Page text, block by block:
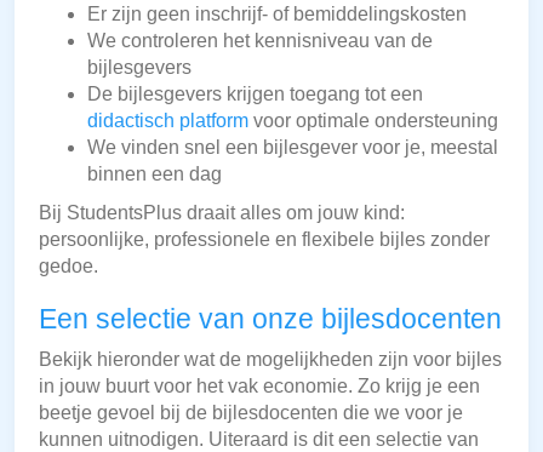
Er zijn geen inschrijf- of bemiddelingskosten
We controleren het kennisniveau van de
bijlesgevers
De bijlesgevers krijgen toegang tot een
didactisch platform voor optimale ondersteuning
We vinden snel een bijlesgever voor je, meestal
binnen een dag
Bij StudentsPlus draait alles om jouw kind:
persoonlijke, professionele en flexibele bijles zonder
gedoe.
Een selectie van onze bijlesdocenten
Bekijk hieronder wat de mogelijkheden zijn voor bijles
in jouw buurt voor het vak economie. Zo krijg je een
beetje gevoel bij de bijlesdocenten die we voor je
kunnen uitnodigen. Uiteraard is dit een selectie van